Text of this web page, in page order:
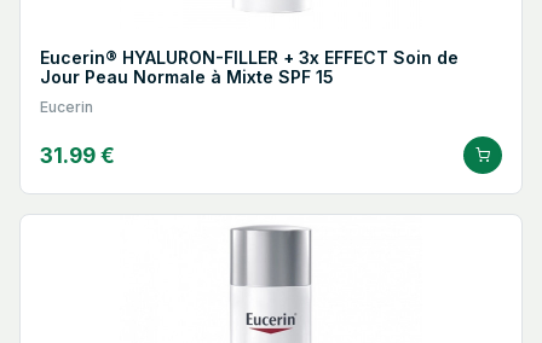
Eucerin® HYALURON-FILLER + 3x EFFECT Soin de
Jour Peau Normale à Mixte SPF 15
Eucerin
31.99 €